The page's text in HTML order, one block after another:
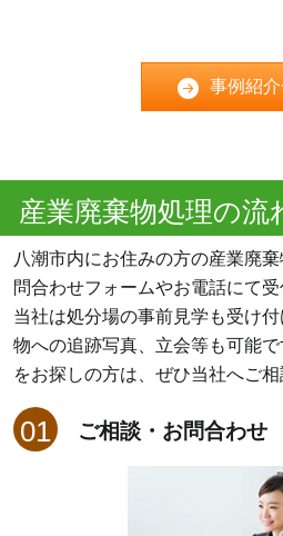
事例紹
産業廃棄物処理の流
八潮市内にお住みの方の産業廃
問合わせフォームやお電話にて受
当社は処分場の事前見学も受け
物への追跡写真、立会等も可能
をお探しの方は、ぜひ当社へご相
ご相談・お問合わせ